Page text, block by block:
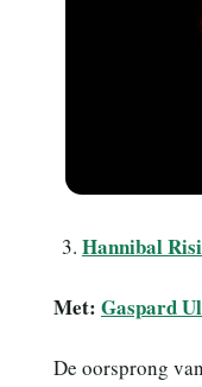
Hannibal
Met: Gaspard
De oorsprong